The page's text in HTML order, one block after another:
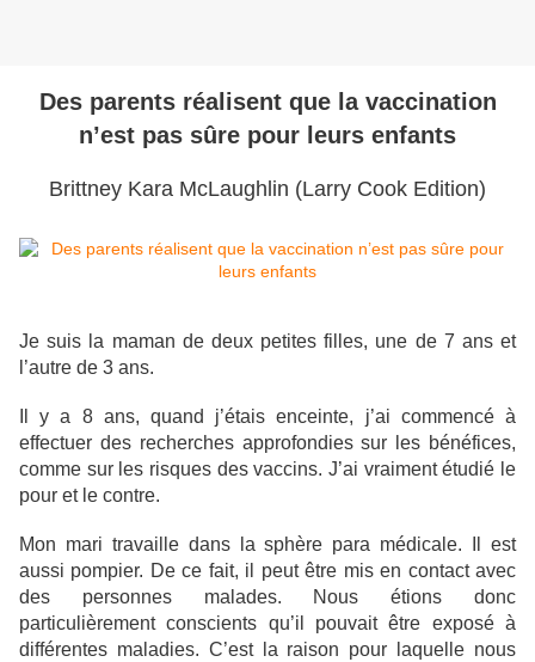
Des parents réalisent que la vaccination
n’est pas sûre pour leurs enfants
Brittney Kara McLaughlin (Larry Cook Edition)
Je suis la maman de deux petites filles, une de 7 ans et
l’autre de 3 ans.
Il y a 8 ans, quand j’étais enceinte, j’ai commencé à
effectuer des recherches approfondies sur les bénéfices,
comme sur les risques des vaccins. J’ai vraiment étudié le
pour et le contre.
Mon mari travaille dans la sphère para médicale. Il est
aussi pompier. De ce fait, il peut être mis en contact avec
des personnes malades. Nous étions donc
particulièrement conscients qu’il pouvait être exposé à
différentes maladies. C’est la raison pour laquelle nous